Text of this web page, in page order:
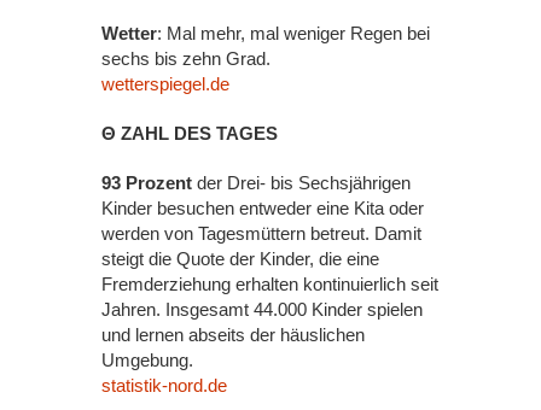
Wetter: Mal mehr, mal weniger Regen bei
sechs bis zehn Grad.
wetterspiegel.de
Θ ZAHL DES TAGES
93 Prozent der Drei- bis Sechsjährigen
Kinder besuchen entweder eine Kita oder
werden von Tagesmüttern betreut. Damit
steigt die Quote der Kinder, die eine
Fremderziehung erhalten kontinuierlich seit
Jahren. Insgesamt 44.000 Kinder spielen
und lernen abseits der häuslichen
Umgebung.
statistik-nord.de